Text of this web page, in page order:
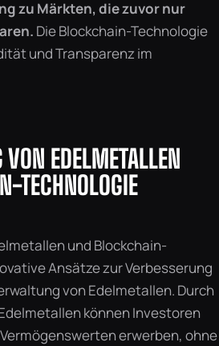
zu Märkten, die zuvor nur
Die Blockchain-Technologie
und Transparenz im
EDELMETALLEN
TECHNOLOGIE
und Blockchain-
Ansätze zur Verbesserung
von Edelmetallen. Durch
können Investoren
erwerben, ohne